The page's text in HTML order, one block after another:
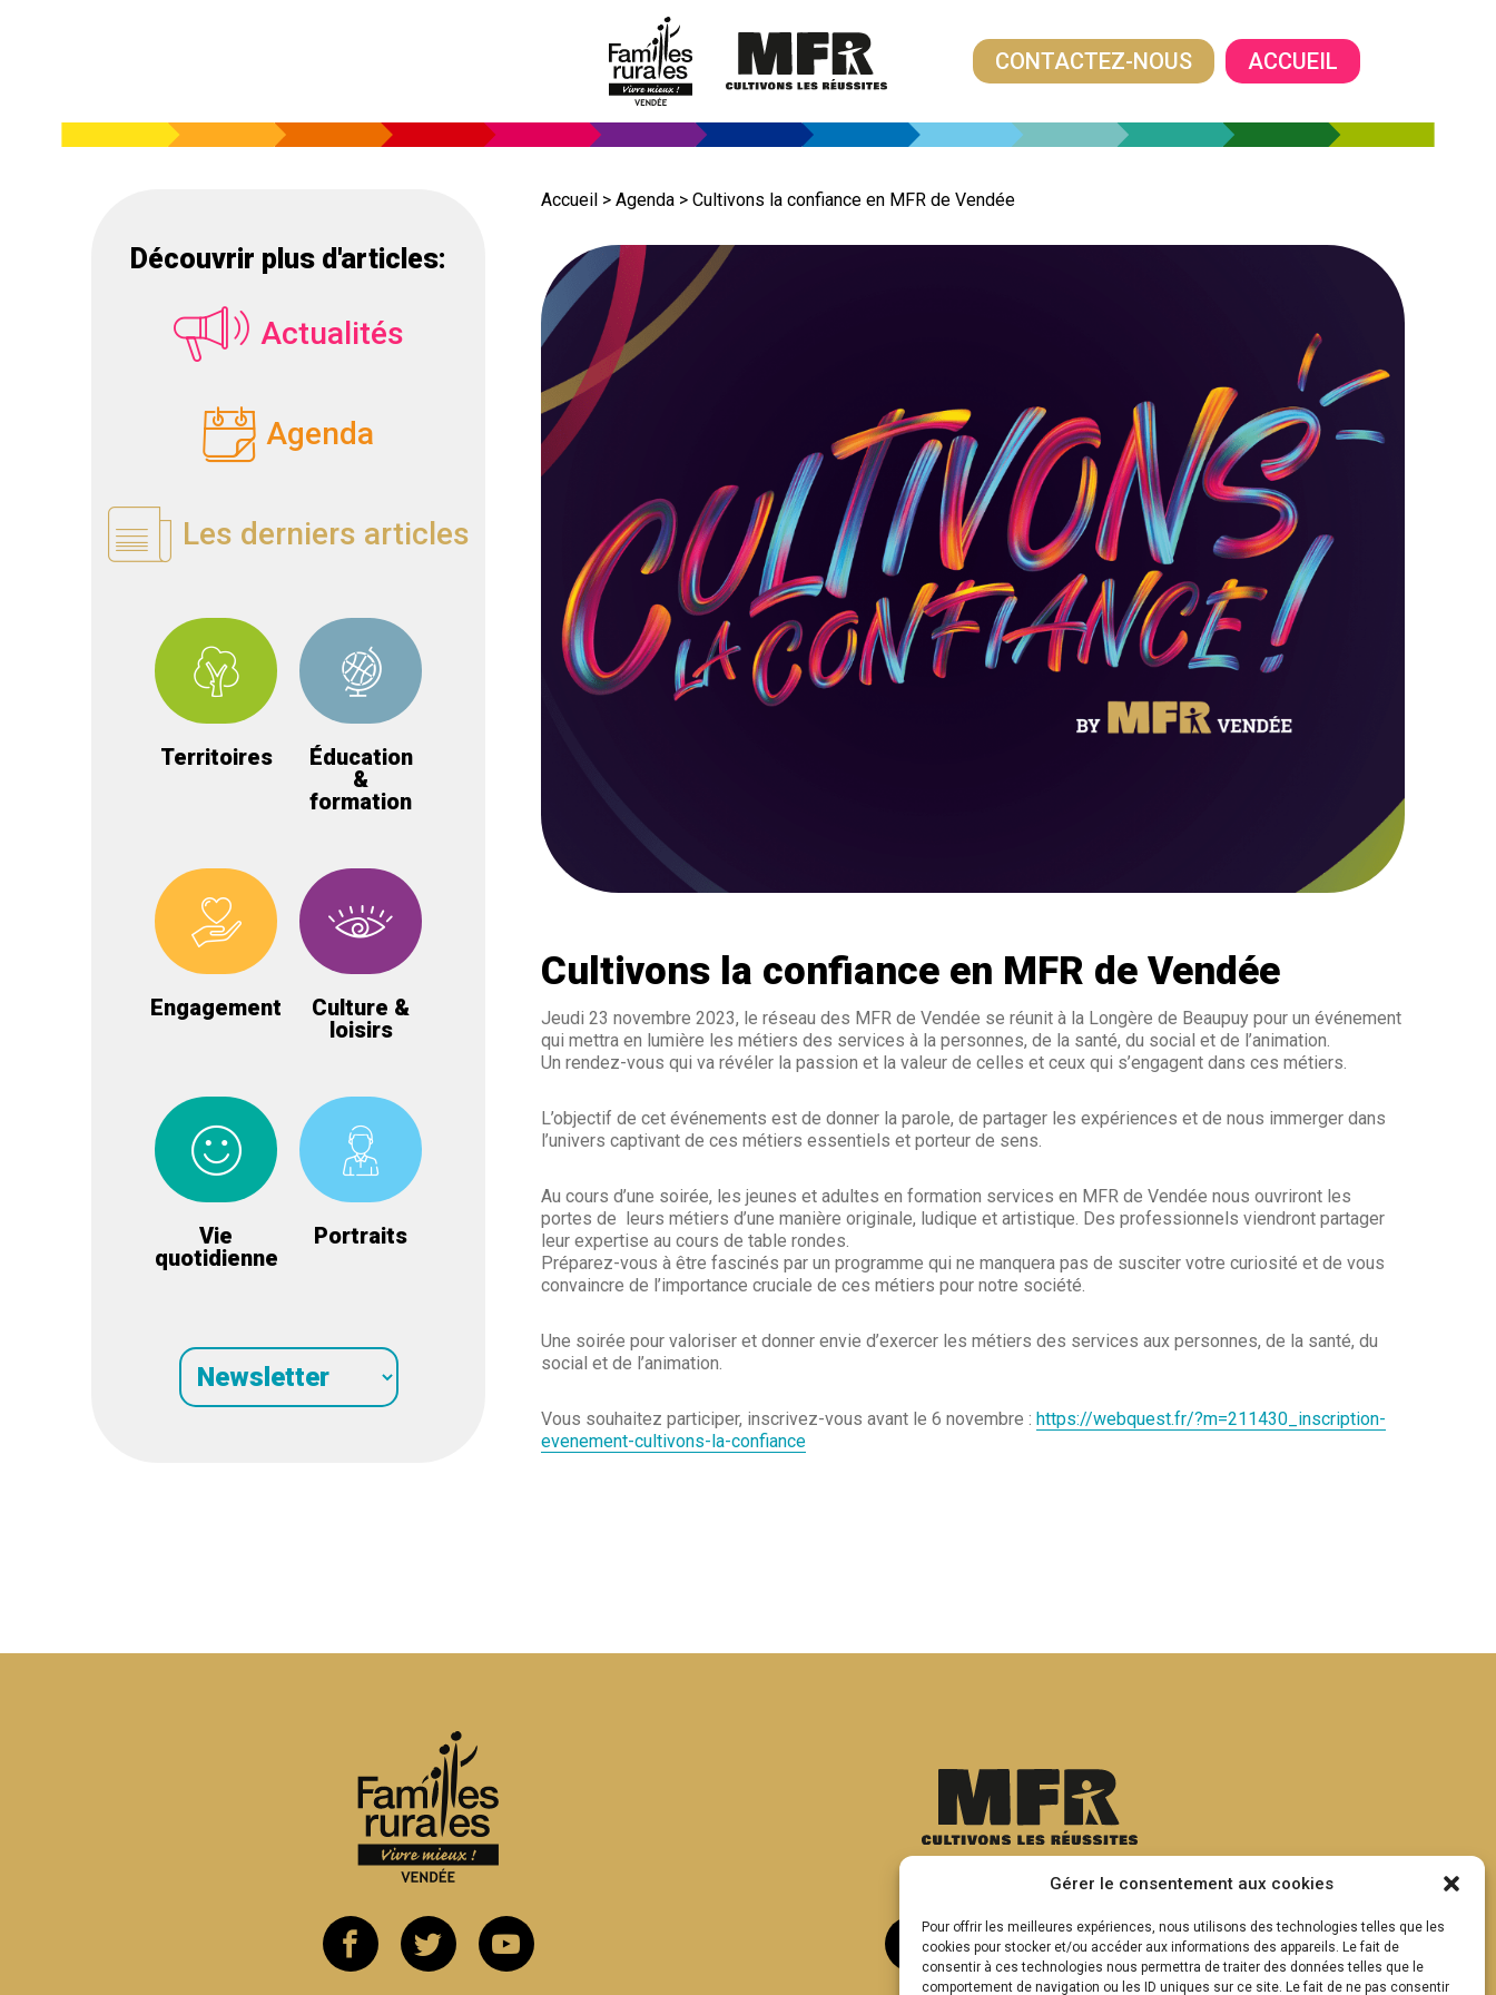
Gérer le consentement aux cookies
Pour offrir les meilleures expériences, nous utilisons des technologies telles que les
cookies pour stocker et/ou accéder aux informations des appareils. Le fait de
consentir à ces technologies nous permettra de traiter des données telles que le
comportement de navigation ou les ID uniques sur ce site. Le fait de ne pas consentir
CONTACTEZ-NOUS ACCUEIL
Accueil > Agenda > Cultivons la confiance en MFR de Vendée
Cultivons la confiance en MFR de Vendée
Jeudi 23 novembre 2023, le réseau des MFR de Vendée se réunit à la Longère de Beaupuy pour un événement
qui mettra en lumière les métiers des services à la personnes, de la santé, du social et de l’animation.
Un rendez-vous qui va révéler la passion et la valeur de celles et ceux qui s’engagent dans ces métiers.
L’objectif de cet événements est de donner la parole, de partager les expériences et de nous immerger dans
l’univers captivant de ces métiers essentiels et porteur de sens.
Au cours d’une soirée, les jeunes et adultes en formation services en MFR de Vendée nous ouvriront les
portes de leurs métiers d’une manière originale, ludique et artistique. Des professionnels viendront partager
leur expertise au cours de table rondes.
Préparez-vous à être fascinés par un programme qui ne manquera pas de susciter votre curiosité et de vous
convaincre de l’importance cruciale de ces métiers pour notre société.
Une soirée pour valoriser et donner envie d’exercer les métiers des services aux personnes, de la santé, du
social et de l’animation.
Vous souhaitez participer, inscrivez-vous avant le 6 novembre : https://webquest.fr/?m=211430_inscription-
evenement-cultivons-la-confiance
Découvrir plus d'articles:
Actualités
Agenda
Les derniers articles
Territoires
Éducation
&
formation
Engagement
Culture &
loisirs
Vie
quotidienne
Portraits